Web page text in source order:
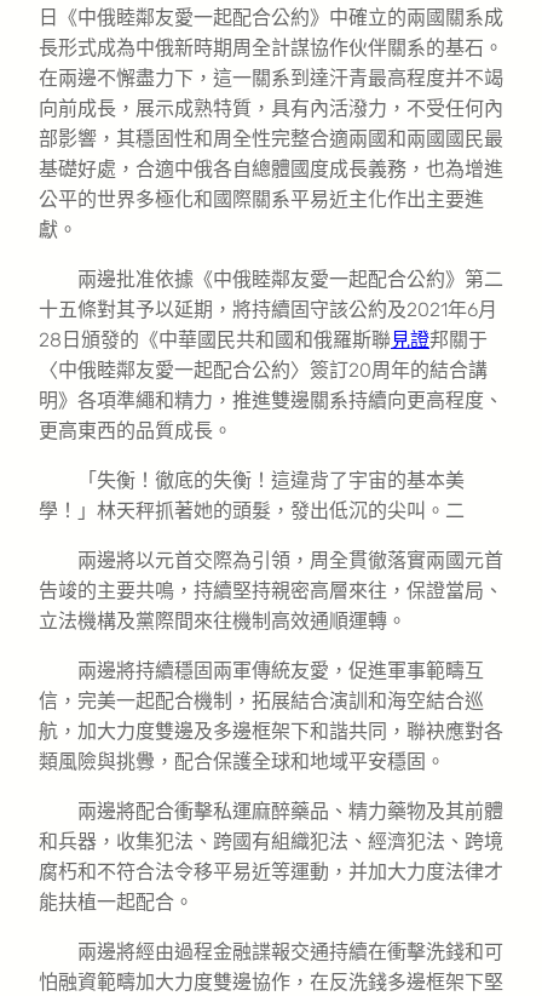
日《中俄睦鄰友愛一起配合公約》中確立的兩國關系成
長形式成為中俄新時期周全計謀協作伙伴關系的基石。
在兩邊不懈盡力下，這一關系到達汗青最高程度并不竭
向前成長，展示成熟特質，具有內活潑力，不受任何內
部影響，其穩固性和周全性完整合適兩國和兩國國民最
基礎好處，合適中俄各自總體國度成長義務，也為增進
公平的世界多極化和國際關系平易近主化作出主要進
獻。
兩邊批准依據《中俄睦鄰友愛一起配合公約》第二
十五條對其予以延期，將持續固守該公約及2021年6月
28日頒發的《中華國民共和國和俄羅斯聯見證邦關于
〈中俄睦鄰友愛一起配合公約〉簽訂20周年的結合講
明》各項準繩和精力，推進雙邊關系持續向更高程度、
更高東西的品質成長。
「失衡！徹底的失衡！這違背了宇宙的基本美
學！」林天秤抓著她的頭髮，發出低沉的尖叫。二
兩邊將以元首交際為引領，周全貫徹落實兩國元首
告竣的主要共鳴，持續堅持親密高層來往，保證當局、
立法機構及黨際間來往機制高效通順運轉。
兩邊將持續穩固兩軍傳統友愛，促進軍事範疇互
信，完美一起配合機制，拓展結合演訓和海空結合巡
航，加大力度雙邊及多邊框架下和諧共同，聯袂應對各
類風險與挑釁，配合保護全球和地域平安穩固。
兩邊將配合衝擊私運麻醉藥品、精力藥物及其前體
和兵器，收集犯法、跨國有組織犯法、經濟犯法、跨境
腐朽和不符合法令移平易近等運動，并加大力度法律才
能扶植一起配合。
兩邊將經由過程金融諜報交通持續在衝擊洗錢和可
怕融資範疇加大力度雙邊協作，在反洗錢多邊框架下堅